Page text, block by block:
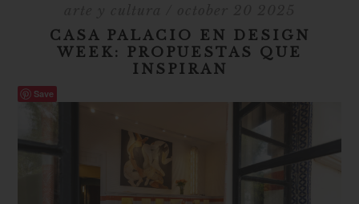
CASA PALACIO EN DESIGN
WEEK: PROPUESTAS QUE
INSPIRAN
Save